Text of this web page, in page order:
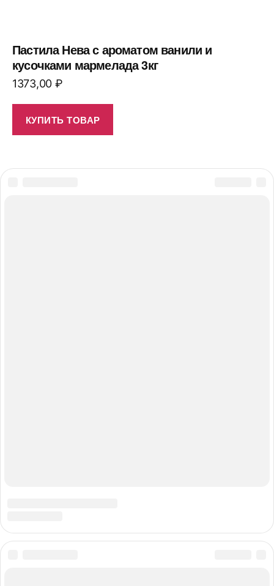
Пастила Нева с ароматом ванили и
кусочками мармелада 3кг
1373,00 ₽
КУПИТЬ ТОВАР